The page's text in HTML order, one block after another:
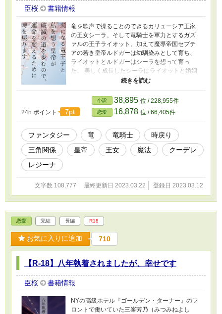
臣桜 書籍情報
竜を歌声で操ることのできるカリューシア王家
の王女シーラ、そして竜騎士を軍力とするガズ
ァルの王子ライオット。加えて魔導帝国セプテ
アの若き皇帝ルドガーは幼馴染みとして育ち、
ライオットとルドガーはシーラを想って育っ
た。 美しく成長したシーラはライオットと婚姻
を結ぶが、それを病に冒されたルドガーに阻ま
トとルドガーを救うため、シーラは時空を飛ぶ
事ができる皇竜を呼んだ。 血塗られた「今」を
飛び越え、シーラは望まない未来を回避するた
めに奔走する。
24h.ポイント 7pt
小説 38,895 位 / 228,955件
恋愛 16,878 位 / 66,405件
ファンタジー 竜 竜騎士
時戻り
三角関係
皇帝 王女 魔法
クーデレ
レジーナ
文字数 108,777 最終更新日 2023.03.22 登録日 2023.03.12
恋愛 完結 長編 R18
お気に入りに追加 710
【R-18】八年執着されましたが、幸せです
臣桜 書籍情報
NYの高級ホテル『ゴールデン・ターナー』のフ
ロントで働いていた三峯芳乃（みつみねよし